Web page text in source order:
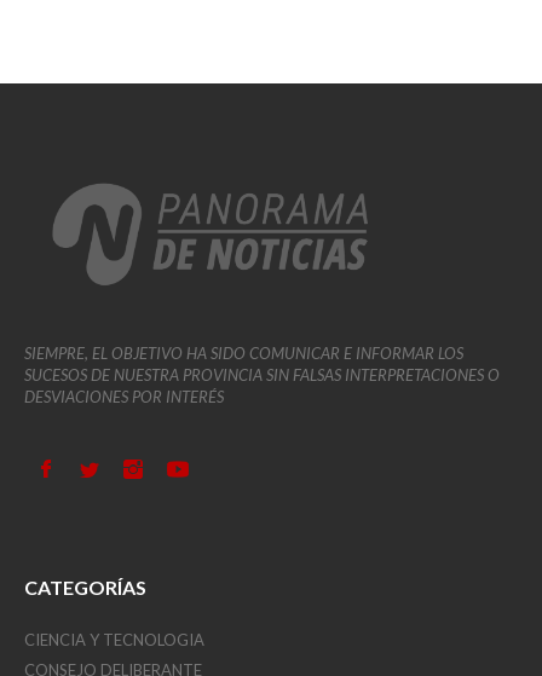
SIEMPRE, EL OBJETIVO HA SIDO COMUNICAR E INFORMAR LOS
SUCESOS DE NUESTRA PROVINCIA SIN FALSAS INTERPRETACIONES O
DESVIACIONES POR INTERÉS
CATEGORÍAS
CIENCIA Y TECNOLOGIA
CONSEJO DELIBERANTE